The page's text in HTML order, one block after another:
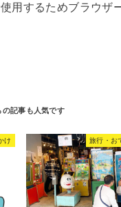
用するためブラウザ
け 旅行・お